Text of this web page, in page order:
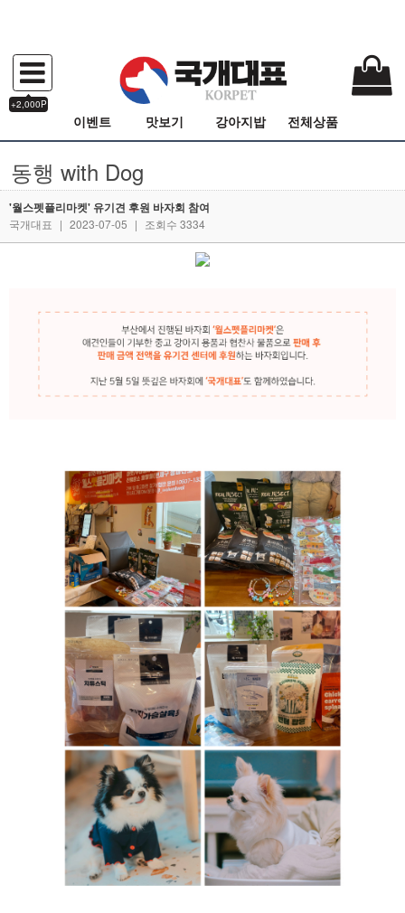
+2,000P
이벤트 맛보기 강아지밥 전체상품
동행 with Dog
'월스펫플리마켓' 유기견 후원 바자회 참여
국개대표 | 2023-07-05 | 조회수 3334